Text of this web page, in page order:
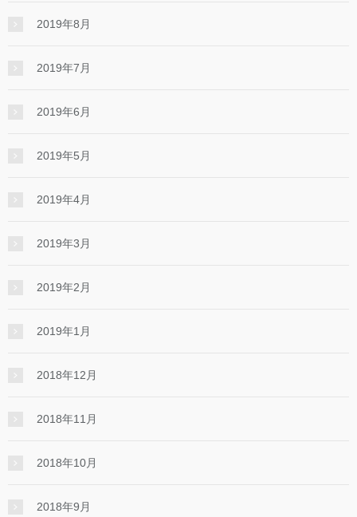
2019年8月
2019年7月
2019年6月
2019年5月
2019年4月
2019年3月
2019年2月
2019年1月
2018年12月
2018年11月
2018年10月
2018年9月